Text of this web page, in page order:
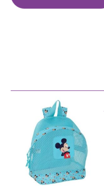
Artículos que